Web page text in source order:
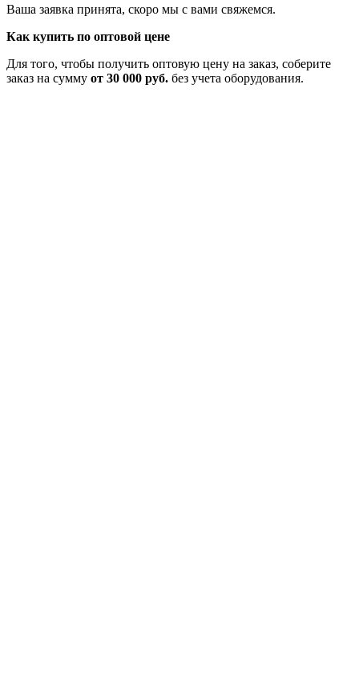
Ваша заявка принята, скоро мы с вами свяжемся.
Как купить по оптовой цене
Для того, чтобы получить оптовую цену на заказ, соберите
заказ на сумму от 30 000 руб. без учета оборудования.